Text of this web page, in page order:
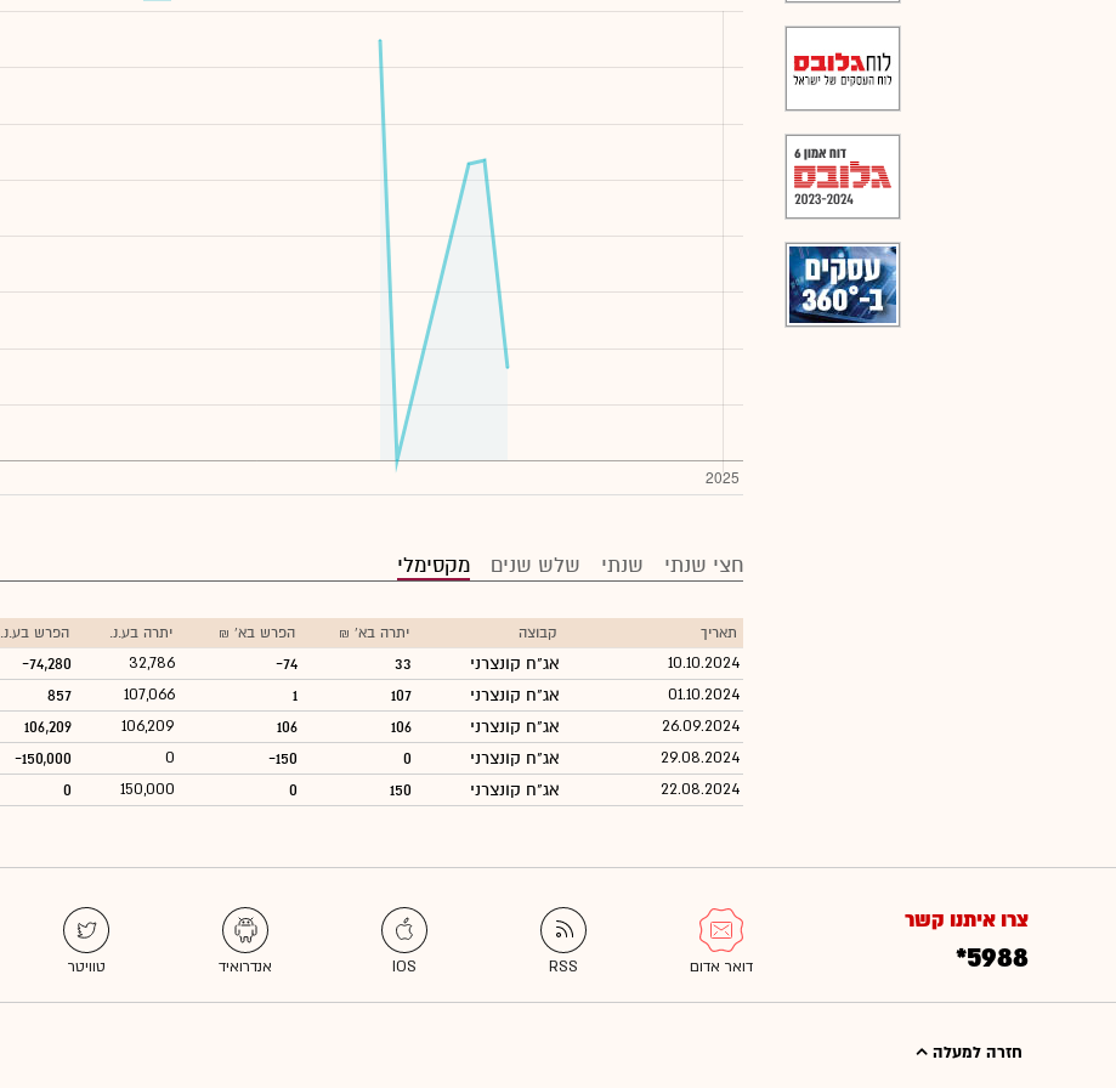
חצי שנתי שנתי שלש שנים מקסימלי
תאריך קבוצה יתרה בא' ₪ הפרש בא' ₪ יתרה בע.נ. הפרש בע.נ.
10.10.2024 אג"ח קונצרני 33
-74
32,786
-74,280
01.10.2024 אג"ח קונצרני 107
1
107,066
857
26.09.2024 אג"ח קונצרני 106
106
106,209
106,209
29.08.2024 אג"ח קונצרני 0
-150
0
-150,000
22.08.2024 אג"ח קונצרני 150
0
150,000
0
צרו איתנו קשר
*5988
חזרה למעלה